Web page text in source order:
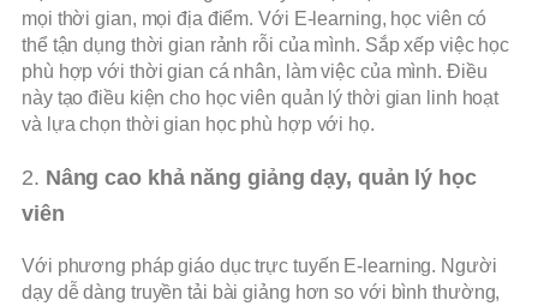
mọi thời gian, mọi địa điểm. Với E-learning, học viên có
thể tận dụng thời gian rảnh rỗi của mình. Sắp xếp việc học
phù hợp với thời gian cá nhân, làm việc của mình. Điều
này tạo điều kiện cho học viên quản lý thời gian linh hoạt
và lựa chọn thời gian học phù hợp với họ.
2. Nâng cao khả năng giảng dạy, quản lý học
viên
Với phương pháp giáo dục trực tuyến E-learning. Người
dạy dễ dàng truyền tải bài giảng hơn so với bình thường,